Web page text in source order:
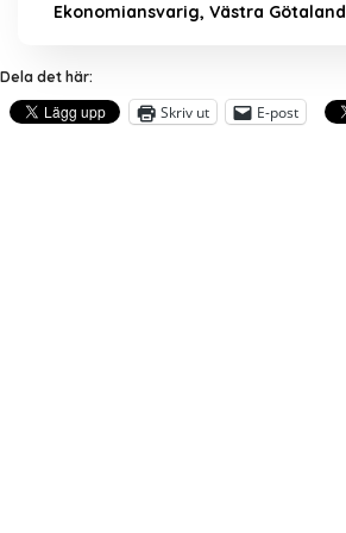
Ekonomiansvarig, Västra Götaland
Dela det här:
Skriv ut E-post